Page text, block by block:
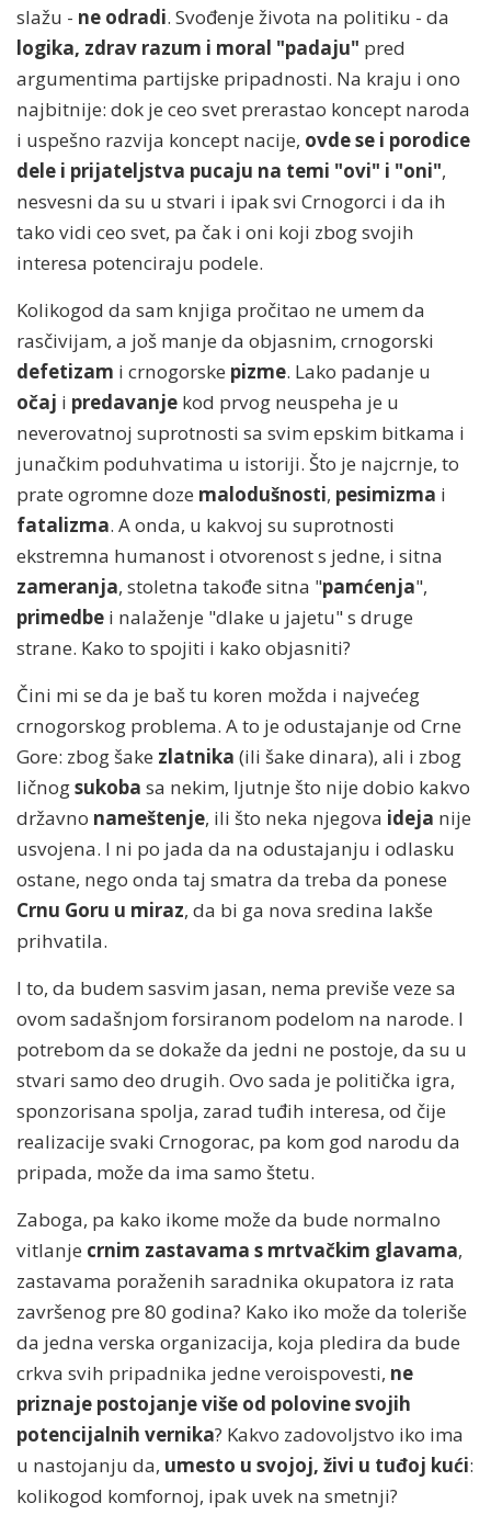
slažu - ne odradi. Svođenje života na politiku - da
logika, zdrav razum i moral "padaju" pred
argumentima partijske pripadnosti. Na kraju i ono
najbitnije: dok je ceo svet prerastao koncept naroda
i uspešno razvija koncept nacije, ovde se i porodice
dele i prijateljstva pucaju na temi "ovi" i "oni",
nesvesni da su u stvari i ipak svi Crnogorci i da ih
tako vidi ceo svet, pa čak i oni koji zbog svojih
interesa potenciraju podele.
Kolikogod da sam knjiga pročitao ne umem da
rasčivijam, a još manje da objasnim, crnogorski
defetizam i crnogorske pizme. Lako padanje u
očaj i predavanje kod prvog neuspeha je u
neverovatnoj suprotnosti sa svim epskim bitkama i
junačkim poduhvatima u istoriji. Što je najcrnje, to
prate ogromne doze malodušnosti, pesimizma i
fatalizma. A onda, u kakvoj su suprotnosti
ekstremna humanost i otvorenost s jedne, i sitna
zameranja, stoletna takođe sitna "pamćenja",
primedbe i nalaženje "dlake u jajetu" s druge
strane. Kako to spojiti i kako objasniti?
Čini mi se da je baš tu koren možda i najvećeg
crnogorskog problema. A to je odustajanje od Crne
Gore: zbog šake zlatnika (ili šake dinara), ali i zbog
ličnogsukoba sa nekim, ljutnje što nije dobio kakvo
državno nameštenje, ili što neka njegova ideja nije
usvojena. I ni po jada da na odustajanju i odlasku
ostane, nego onda taj smatra da treba da ponese
Crnu Goru u miraz, da bi ga nova sredina lakše
prihvatila.
I to, da budem sasvim jasan, nema previše veze sa
ovom sadašnjom forsiranom podelom na narode. I
potrebom da se dokaže da jedni ne postoje, da su u
stvari samo deo drugih. Ovo sada je politička igra,
sponzorisana spolja, zarad tuđih interesa, od čije
realizacije svaki Crnogorac, pa kom god narodu da
pripada, može da ima samo štetu.
Zaboga, pa kako ikome može da bude normalno
vitlanje crnim zastavama s mrtvačkim glavama,
zastavama poraženih saradnika okupatora iz rata
završenog pre 80 godina? Kako iko može da toleriše
da jedna verska organizacija, koja pledira da bude
crkva svih pripadnika jedne veroispovesti, ne
priznaje postojanje više od polovine svojih
potencijalnih vernika? Kakvo zadovoljstvo iko ima
u nastojanju da, umesto u svojoj, živi u tuđoj kući:
kolikogod komfornoj, ipak uvek na smetnji?